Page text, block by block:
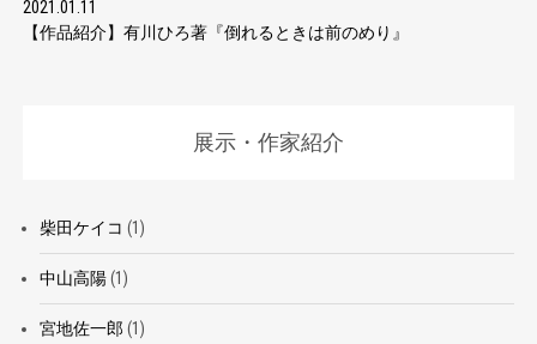
2021.01.11
【作品紹介】有川ひろ著『倒れるときは前のめり』
展示・作家紹介
柴田ケイコ (1)
中山高陽(1)
宮地佐一郎 (1)